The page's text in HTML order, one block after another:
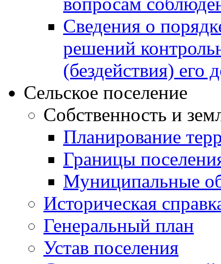
Сведения о
решений
(бездействия) его
Сельское поселение
Собственность и
Планирование
Границы
Муниципальные
Историческая
Генеральный план
Устав поселения